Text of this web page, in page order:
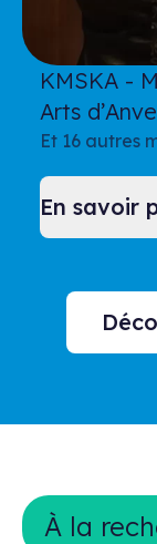
KMSKA -
Arts
Et 16 autres
En savoir
À laÀ la